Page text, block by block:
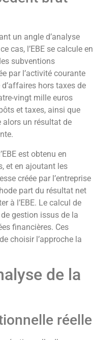
un angle d’analyse
cas, l’EBE se calcule en
subventions
par l’activité courante
hors taxes de
vingt mille euros
et taxes, ainsi que
alors un résultat de
est obtenu en
et en ajoutant les
créée par l’entreprise
part du résultat net
à l’EBE. Le calcul de
gestion issus de la
financières. Ces
choisir l’approche la
de la
réelle